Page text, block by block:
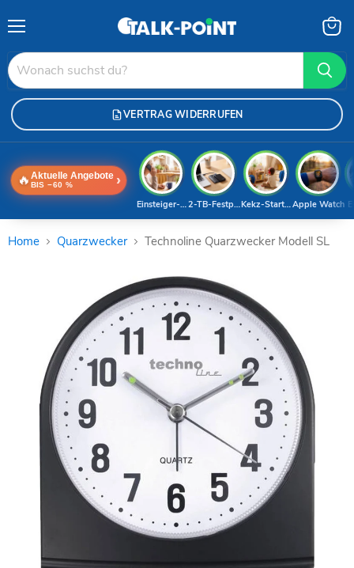
VERTRAG WIDERRUFEN
🔥 Aktuelle Angebote
BIS −60 % ›
Apple Watch
Kekz-Starterset
2-TB-Festplatte
Einsteiger-Handy
Home Quarzwecker Technoline Quarzwecker Modell SL